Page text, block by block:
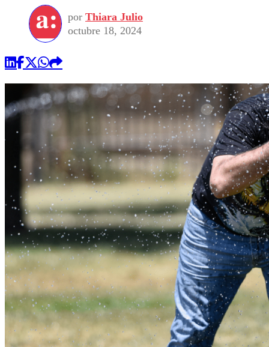
Torneo Internacional
Torneo Nacional
Internacional
Nacional
Programas
Comercial
por Thiara Julio
octubre 18, 2024